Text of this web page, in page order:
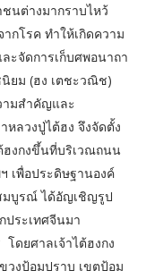
นต่างมากราบไหว้
กโรค ทำให้เกิดความ
ะจัดการเก็บศพอนาถา
ยม (ฮง เตชะวณิช)
ามสำคัญและ
หลวงปู่ไต้ฮง จึงจัดตั้ง
ฮงกงขึ้นที่บริเวณถนน
เพื่อประดิษฐานองค์
มบูรณ์ ได้อัญเชิญรูป
ประเทศจีนมา
ดยศาลเจ้าไต้ฮงกง
วงป้อมปราบ เขตป้อม